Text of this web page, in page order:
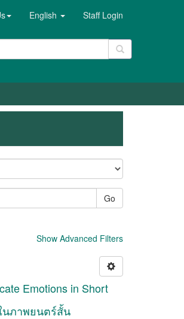
English Staff Login
Go
Show Advanced Filters
Emotions in Short
นภาพยนตร์สั้น